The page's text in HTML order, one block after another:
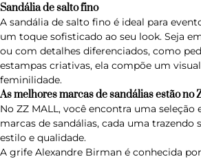
Sandália de salto fino
A sandália de salto fino é ideal para
um toque sofisticado ao seu look. Seja
ou com detalhes diferenciados, como
estampas criativas, ela compõe um
feminilidade.
As melhores marcas de sandálias estão no
No ZZ MALL, você encontra uma seleção
marcas de sandálias, cada uma trazendo
estilo e qualidade.
A grife Alexandre Birman é conhecida